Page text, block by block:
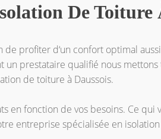
De Toiture
profiter d‘un confort optimal
prestataire qualifié nous
de toiture à Daussois.
en fonction de vos besoins. Ce
entreprise spécialisée en